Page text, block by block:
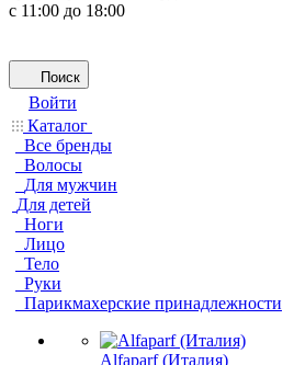
с 11:00 до 18:00
Поиск
Войти
Каталог
Все бренды
Волосы
Для мужчин
Для детей
Ноги
Лицо
Тело
Руки
Парикмахерские принадлежности
Alfaparf (Италия)